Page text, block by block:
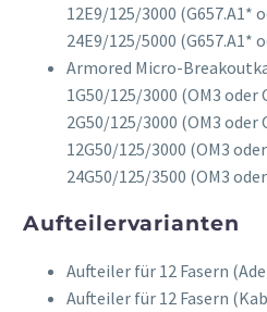
12E9/125/3000 (G657.A1*
24E9/125/5000 (G657.A1*
Armored Micro-
1G50/125/3000 (OM3 oder
2G50/125/3000 (OM3 oder
12G50/125/3000 (OM3
24G50/125/3500 (OM3
Aufteilervarianten
Aufteiler für 12 Fasern
Aufteiler für 12 Fasern